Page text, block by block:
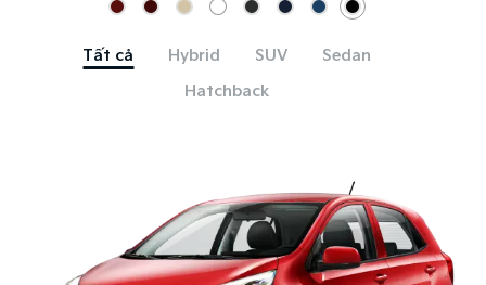
Tất cả Hybrid SUV
Sedan
Hatchback